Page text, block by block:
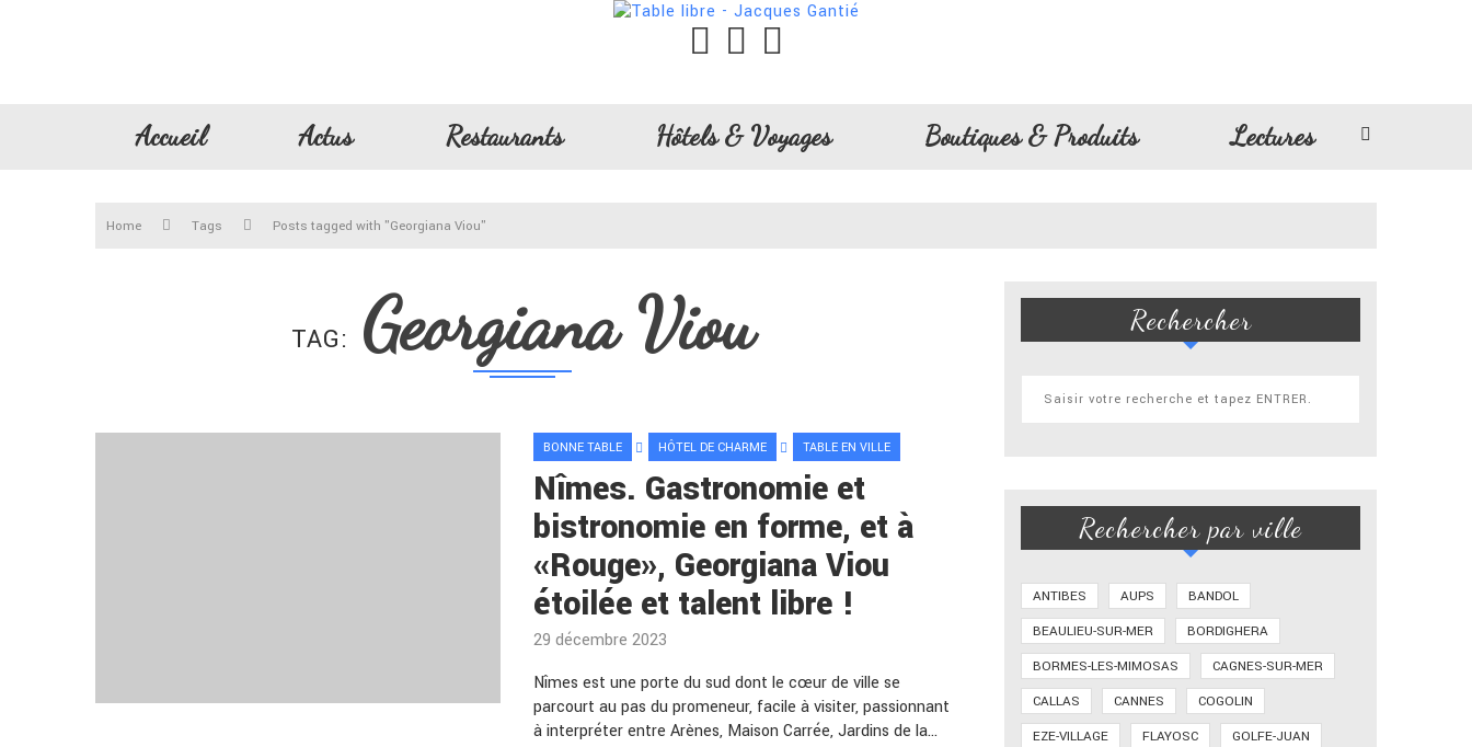
Accueil Actus Restaurants Hôtels & Voyages Boutiques & Produits Lectures
Home Tags Posts tagged with "Georgiana Viou"
TAG Georgiana Viou
BONNE TABLE HÔTEL DE CHARME TABLE EN VILLE
Nîmes. Gastronomie et
bistronomie en forme, et à
«Rouge», Georgiana Viou
étoilée et talent libre !
29 décembre 2023
Nîmes est une porte du sud dont le cœur de ville se
parcourt au pas du promeneur, facile à visiter, passionnant
à interpréter entre Arènes, Maison Carrée, Jardins de la…
Rechercher
Rechercher par ville
ANTIBES AUPS
BANDOL
BEAULIEU-SUR-MER
BORDIGHERA
BORMES-LES-MIMOSAS
CAGNES-SUR-MER
CALLAS
CANNES
COGOLIN
EZE-VILLAGE
FLAYOSC
GOLFE-JUAN